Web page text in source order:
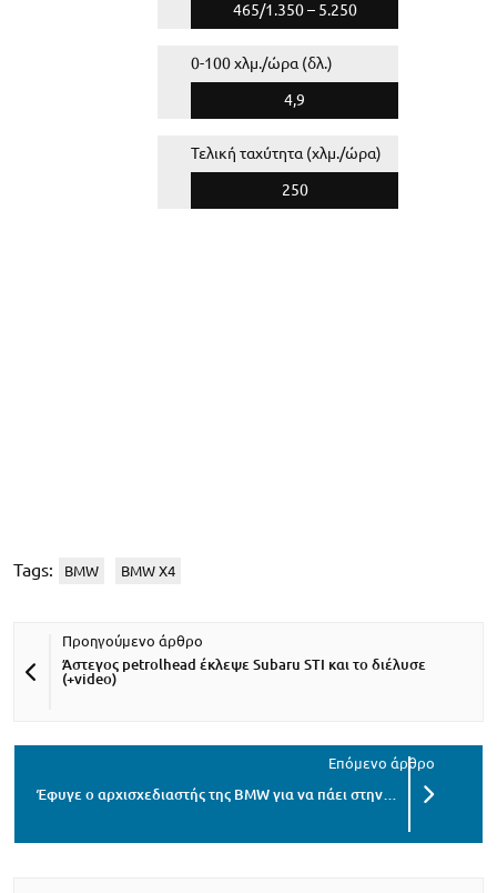
465/1.350 – 5.250
0-100 χλμ./ώρα (δλ.)
4,9
Τελική ταχύτητα (χλμ./ώρα)
250
Tags: BMW BMW X4
Άστεγος petrolhead έκλεψε Subaru STI και το διέλυσε
(+video)
Έφυγε ο αρχισχεδιαστής της BMW για να πάει στην…